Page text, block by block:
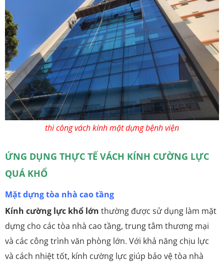
thi công vách kính mặt dựng bệnh viện
ỨNG DỤNG THỰC TẾ VÁCH KÍNH CƯỜNG LỰC
QUÁ KHỔ
Mặt dựng tòa nhà cao tầng
Kính cường lực khổ lớn thường được sử dụng làm mặt
dựng cho các tòa nhà cao tầng, trung tâm thương mại
và các công trình văn phòng lớn. Với khả năng chịu lực
và cách nhiệt tốt, kính cường lực giúp bảo vệ tòa nhà